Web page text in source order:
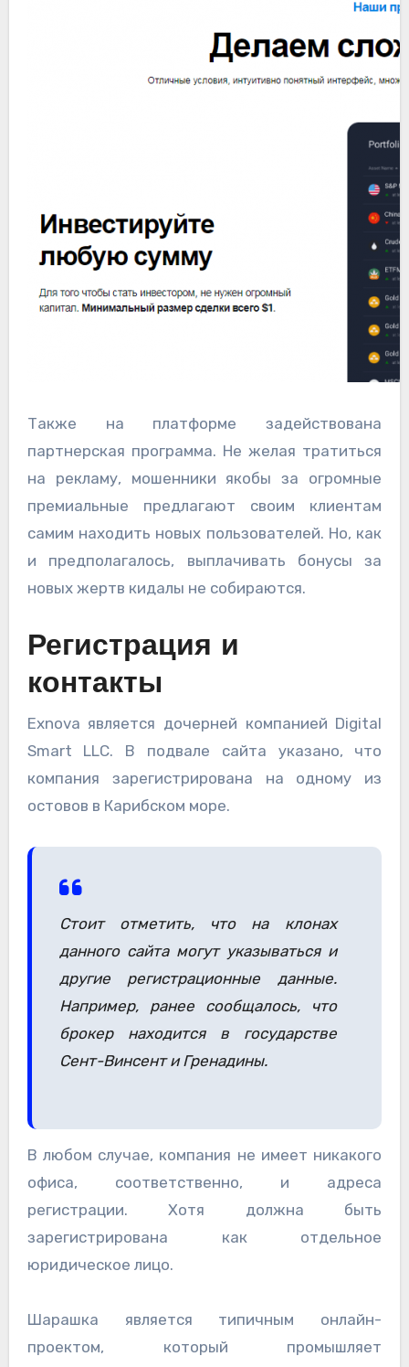
Также на платформе задействована
партнерская программа. Не желая тратиться
на рекламу, мошенники якобы за огромные
премиальные предлагают своим клиентам
самим находить новых пользователей. Но, как
и предполагалось, выплачивать бонусы за
новых жертв кидалы не собираются.
Регистрация и
контакты
Exnova является дочерней компанией Digital
Smart LLC. В подвале сайта указано, что
компания зарегистрирована на одному из
остовов в Карибском море.
Стоит отметить, что на клонах
данного сайта могут указываться и
другие регистрационные данные.
Например, ранее сообщалось, что
брокер находится в государстве
Сент-Винсент и Гренадины.
В любом случае, компания не имеет никакого
офиса, соответственно, и адреса
регистрации. Хотя должна быть
зарегистрирована как отдельное
юридическое лицо.
Шарашка является типичным онлайн-
проектом, который промышляет